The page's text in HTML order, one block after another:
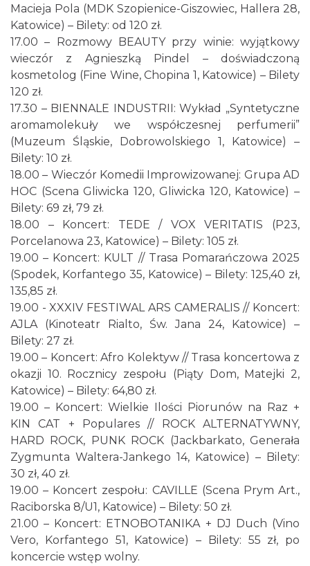
Macieja Pola (MDK Szopienice-Giszowiec, Hallera 28,
Katowice) – Bilety: od 120 zł.
17.00 – Rozmowy BEAUTY przy winie: wyjątkowy
wieczór z Agnieszką Pindel – doświadczoną
kosmetolog (Fine Wine, Chopina 1, Katowice) – Bilety
120 zł.
17.30 – BIENNALE INDUSTRII: Wykład „Syntetyczne
aromamolekuły we współczesnej perfumerii”
(Muzeum Śląskie, Dobrowolskiego 1, Katowice) –
Bilety: 10 zł.
18.00 – Wieczór Komedii Improwizowanej: Grupa AD
HOC (Scena Gliwicka 120, Gliwicka 120, Katowice) –
Bilety: 69 zł, 79 zł.
18.00 – Koncert: TEDE / VOX VERITATIS (P23,
Porcelanowa 23, Katowice) – Bilety: 105 zł.
19.00 – Koncert: KULT // Trasa Pomarańczowa 2025
(Spodek, Korfantego 35, Katowice) – Bilety: 125,40 zł,
135,85 zł.
19.00 - XXXIV FESTIWAL ARS CAMERALIS // Koncert:
AJLA (Kinoteatr Rialto, Św. Jana 24, Katowice) –
Bilety: 27 zł.
19.00 – Koncert: Afro Kolektyw // Trasa koncertowa z
okazji 10. Rocznicy zespołu (Piąty Dom, Matejki 2,
Katowice) – Bilety: 64,80 zł.
19.00 – Koncert: Wielkie Ilości Piorunów na Raz +
KIN CAT + Populares // ROCK ALTERNATYWNY,
HARD ROCK, PUNK ROCK (Jackbarkato, Generała
Zygmunta Waltera-Jankego 14, Katowice) – Bilety:
30 zł, 40 zł.
19.00 – Koncert zespołu: CAVILLE (Scena Prym Art.,
Raciborska 8/U1, Katowice) – Bilety: 50 zł.
21.00 – Koncert: ETNOBOTANIKA + DJ Duch (Vino
Vero, Korfantego 51, Katowice) – Bilety: 55 zł, po
koncercie wstęp wolny.